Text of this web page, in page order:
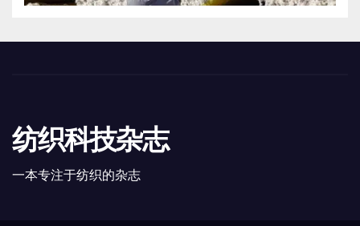
纺织科技杂志
一本专注于纺织的杂志